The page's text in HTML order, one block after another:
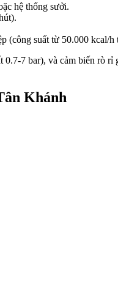
hệ thống sưởi.
(công suất từ 50.000 kcal/h
7 bar), và cảm biến rò
Khánh